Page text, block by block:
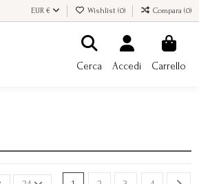
EUR € Wishlist (0) Compara (0)
Cerca Accedi Carrello